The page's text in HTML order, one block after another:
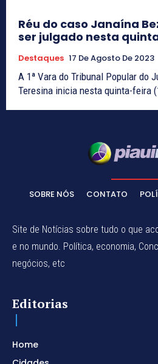
Réu do caso Janaína
ser julgado nesta
Destaques 17 De Agosto De 2023
A 1ª Vara do Tribunal Popular do
Teresina inicia nesta quinta-feira
SOBRE NÓS CONTATO
Site de Notícias sobre tudo o que
e no mundo. Política, economia,
negócios, etc
Editorias
Home